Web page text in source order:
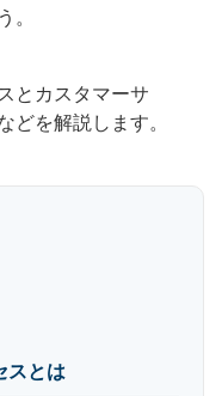
。
とカスタマーサ
どを解説します。
スとは